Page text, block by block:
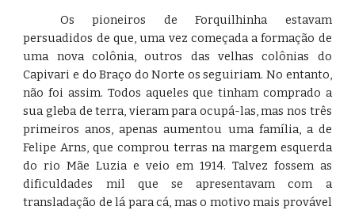
Os pioneiros de Forquilhinha estavam
persuadidos de que, uma vez começada a formação de
uma nova colônia, outros das velhas colônias do
Capivari e do Braço do Norte os seguiriam. No entanto,
não foi assim. Todos aqueles que tinham comprado a
sua gleba de terra, vieram para ocupá-las, mas nos três
primeiros anos, apenas aumentou uma família, a de
Felipe Arns, que comprou terras na margem esquerda
do rio Mãe Luzia e veio em 1914. Talvez fossem as
dificuldades mil que se apresentavam com a
transladação de lá para cá, mas o motivo mais provável